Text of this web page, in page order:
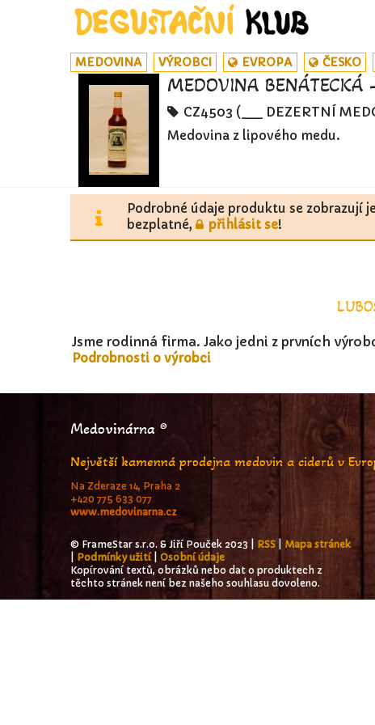
MEDOVINA VÝROBCI EVROPA ČESKO
MEDOVINA BENÁTECKÁ
CZ4503 (__ DEZERTNÍ
Medovina z lipového medu.
Podrobné údaje produktu se zobrazují
bezplatné,
přihlásit se!
Jsme rodinná firma. Jako jedni z prvních
Podrobnosti o výrobci
Medovinárna ®
Největší kamenná prodejna medovin a ciderů v
Na Zderaze 14, Praha 2
+420 775 633 077
www.medovinarna.cz
© FrameStar s.r.o. & Jiří Pouček 2023 | RSS
Mapa stránek
Podmínky užití| Osobní údaje
Kopírování textů, obrázků nebo dat o produktech z
těchto stránek není bez našeho souhlasu dovoleno.